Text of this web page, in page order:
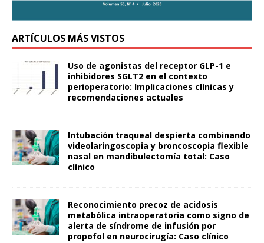
ARTÍCULOS MÁS VISTOS
Uso de agonistas del receptor GLP-1 e
inhibidores SGLT2 en el contexto
perioperatorio: Implicaciones clínicas y
recomendaciones actuales
Intubación traqueal despierta combinando
videolaringoscopia y broncoscopia flexible
nasal en mandibulectomía total: Caso
clínico
Reconocimiento precoz de acidosis
metabólica intraoperatoria como signo de
alerta de síndrome de infusión por
propofol en neurocirugía: Caso clínico